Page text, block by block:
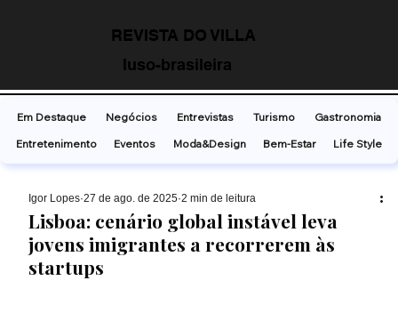
REVISTA DO VILLA
luso-brasileira
Lisboa: cenário global instável leva
jovens imigrantes a recorrerem às
startups
Ígor Lopes 27 de ago. de 2025 2 min de leitura
Em Destaque Negócios Entrevistas Turismo
Gastronomia
Entretenimento
Eventos Moda&Design Bem-Estar Life Style